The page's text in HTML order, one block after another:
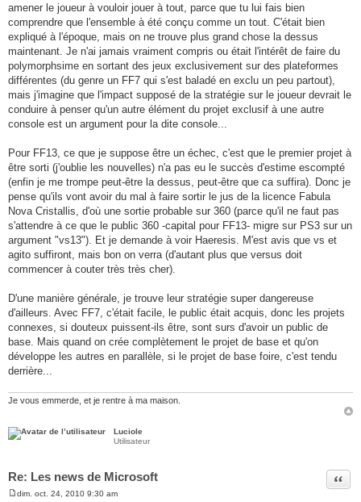
g
e
amener le joueur à vouloir jouer à tout, parce que tu lui fais bien
comprendre que l'ensemble à été conçu comme un tout. C'était bien
expliqué à l'époque, mais on ne trouve plus grand chose la dessus
maintenant. Je n'ai jamais vraiment compris ou était l'intérêt de faire du
polymorphsime en sortant des jeux exclusivement sur des plateformes
différentes (du genre un FF7 qui s'est baladé en exclu un peu partout),
mais j'imagine que l'impact supposé de la stratégie sur le joueur devrait le
conduire à penser qu'un autre élément du projet exclusif à une autre
console est un argument pour la dite console...
Pour FF13, ce que je suppose être un échec, c'est que le premier projet à
être sorti (j'oublie les nouvelles) n'a pas eu le succès d'estime escompté
(enfin je me trompe peut-être la dessus, peut-être que ca suffira). Donc je
pense qu'ils vont avoir du mal à faire sortir le jus de la licence Fabula
Nova Cristallis, d'où une sortie probable sur 360 (parce qu'il ne faut pas
s'attendre à ce que le public 360 -capital pour FF13- migre sur PS3 sur un
argument "vs13"). Et je demande à voir Haeresis. M'est avis que vs et
agito suffiront, mais bon on verra (d'autant plus que versus doit
commencer à couter très très cher).
D'une manière générale, je trouve leur stratégie super dangereuse
d'ailleurs. Avec FF7, c'était facile, le public était acquis, donc les projets
connexes, si douteux puissent-ils être, sont surs d'avoir un public de
base. Mais quand on crée complètement le projet de base et qu'on
développe les autres en parallèle, si le projet de base foire, c'est tendu
derrière...
Je vous emmerde, et je rentre à ma maison.
Luciole
Utilisateur
Re: Les news de Microsoft Citer
dim. oct. 24, 2010 9:30 am